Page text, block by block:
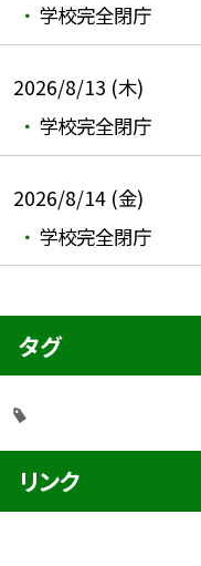
学校完全閉庁
2026/8/13 (木)
学校完全閉庁
2026/8/14 (金)
学校完全閉庁
タグ
リンク